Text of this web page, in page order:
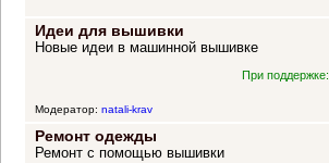
Идеи для вышивки
Новые идеи в машинной вышивке
При поддержке:
Модератор: natali-krav
Ремонт одежды
Ремонт с помощью вышивки